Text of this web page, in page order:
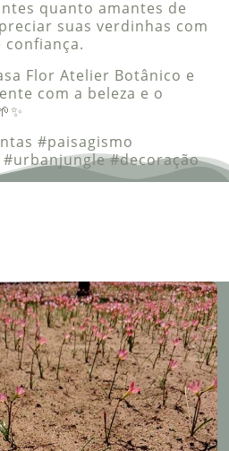
quanto amantes de
suas verdinhas com
confiança.
Flor Atelier Botânico e
com a beleza e o
#paisagismo
#decoração